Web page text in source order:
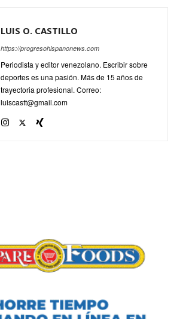
LUIS O. CASTILLO
https://progresohispanonews.com
Periodista y editor venezolano. Escribir sobre
deportes es una pasión. Más de 15 años de
trayectoria profesional. Correo:
luiscastt@gmail.com